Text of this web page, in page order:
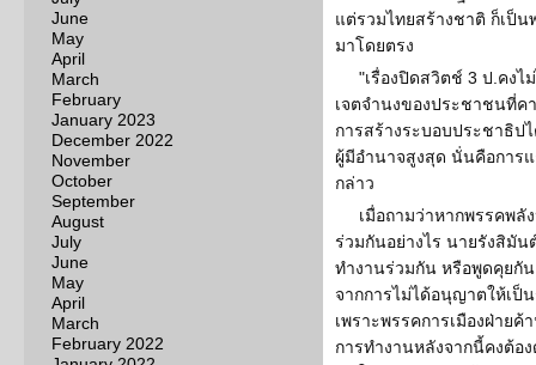
June
May
April
March
February
January 2023
December 2022
November
October
September
August
July
June
May
April
March
February 2022
แต่รวมไทยสร้างชาติ ก็เป็
มาโดยตรง
"เรื่องปิดสวิตช์ 3 ป.คง
เจตจำนงของประชาชนที่
การสร้างระบอบประชาธิป
ผู้มีอำนาจสูงสุด นั่นคือการ
กล่าว
เมื่อถามว่าหากพรรคพลั
ร่วมกันอย่างไร นายรังสิมัน
ทำงานร่วมกัน หรือพูดคุยกั
จากการไม่ได้อนุญาตให้เป็
เพราะพรรคการเมืองฝ่ายค้
การทำงานหลังจากนี้คงต้อ